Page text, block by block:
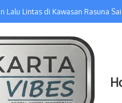
Lalu Lintas di Kawasan Rasuna Said